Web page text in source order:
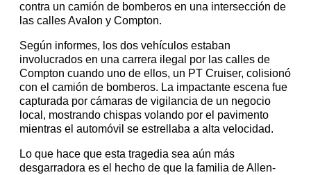
contra un camión de bomberos en una intersección de
las calles Avalon y Compton.
Según informes, los dos vehículos estaban
involucrados en una carrera ilegal por las calles de
Compton cuando uno de ellos, un PT Cruiser, colisionó
con el camión de bomberos. La impactante escena fue
capturada por cámaras de vigilancia de un negocio
local, mostrando chispas volando por el pavimento
mientras el automóvil se estrellaba a alta velocidad.
Lo que hace que esta tragedia sea aún más
desgarradora es el hecho de que la familia de Allen-